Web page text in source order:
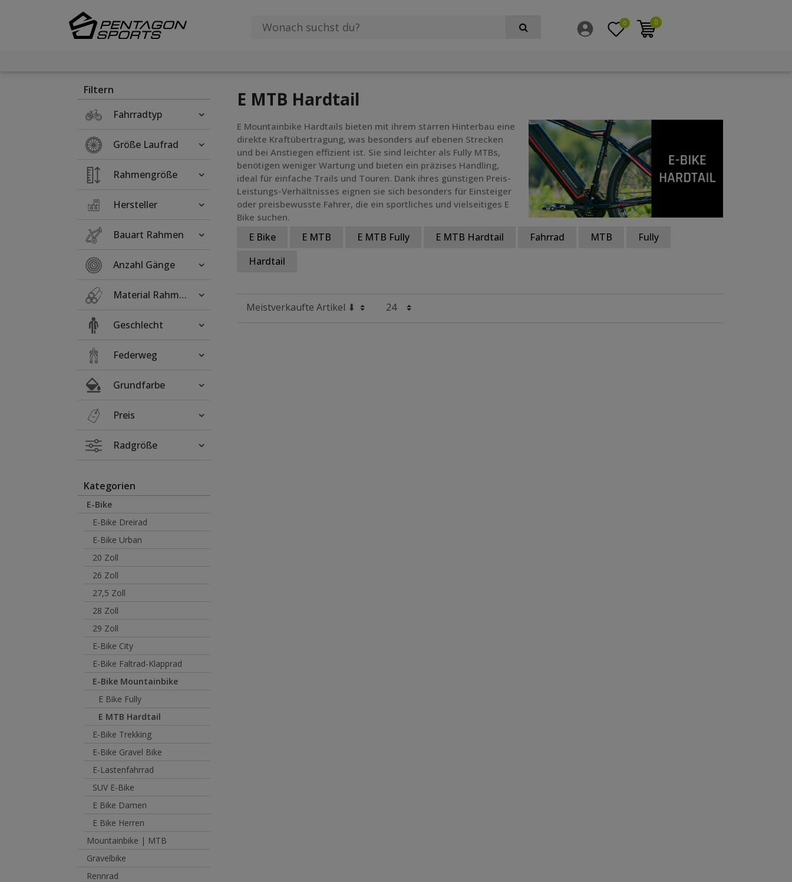
0 0
Filtern
Fahrradtyp
Größe Laufrad
Rahmengröße
Hersteller
Bauart Rahmen
Anzahl Gänge
Material Rahmen
Geschlecht
Federweg
Grundfarbe
Preis
Radgröße
Kategorien
E-Bike
E-Bike Dreirad
E-Bike Urban
20 Zoll
26 Zoll
27,5 Zoll
28 Zoll
29 Zoll
E-Bike City
E-Bike Faltrad-Klapprad
E-Bike Mountainbike
E Bike Fully
E MTB Hardtail
E-Bike Trekking
E-Bike Gravel Bike
E-Lastenfahrrad
SUV E-Bike
E Bike Damen
E Bike Herren
Mountainbike | MTB
Gravelbike
Rennrad
E MTB Hardtail
E Mountainbike Hardtails bieten mit ihrem starren Hinterbau eine
direkte Kraftübertragung, was besonders auf ebenen Strecken
und bei Anstiegen effizient ist. Sie sind leichter als Fully MTBs,
benötigen weniger Wartung und bieten ein präzises Handling,
ideal für einfache Trails und Touren. Dank ihres günstigen Preis-
Leistungs-Verhältnisses eignen sie sich besonders für Einsteiger
oder preisbewusste Fahrer, die ein sportliches und vielseitiges E
Bike suchen.
E Bike E MTB E MTB Fully E MTB Hardtail Fahrrad MTB
Fully
Hardtail